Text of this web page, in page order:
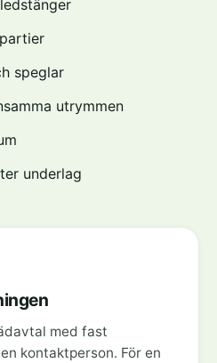
speglar
utrymmen
underlag
med fast
kontaktperson. För en